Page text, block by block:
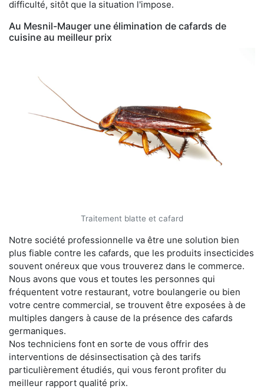
difficulté, sitôt que la situation l'impose.
Au Mesnil-Mauger une élimination de cafards de
cuisine au meilleur prix
Traitement blatte et cafard
Notre société professionnelle va être une solution bien
plus fiable contre les cafards, que les produits insecticides
souvent onéreux que vous trouverez dans le commerce.
Nous avons que vous et toutes les personnes qui
fréquentent votre restaurant, votre boulangerie ou bien
votre centre commercial, se trouvent être exposées à de
multiples dangers à cause de la présence des cafards
germaniques.
Nos techniciens font en sorte de vous offrir des
interventions de désinsectisation çà des tarifs
particulièrement étudiés, qui vous feront profiter du
meilleur rapport qualité prix.